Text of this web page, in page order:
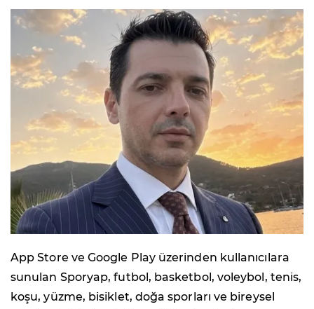
App Store ve Google Play üzerinden kullanıcılara
sunulan Sporyap, futbol, basketbol, voleybol, tenis,
koşu, yüzme, bisiklet, doğa sporları ve bireysel